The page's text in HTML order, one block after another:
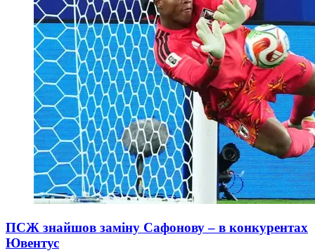
ПСЖ знайшов заміну Сафонову – в конкурентах
Ювентус